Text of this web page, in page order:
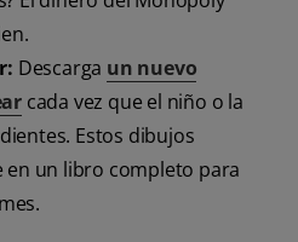
Descarga un nuevo
cada vez que el niño o la
Estos dibujos
un libro completo para